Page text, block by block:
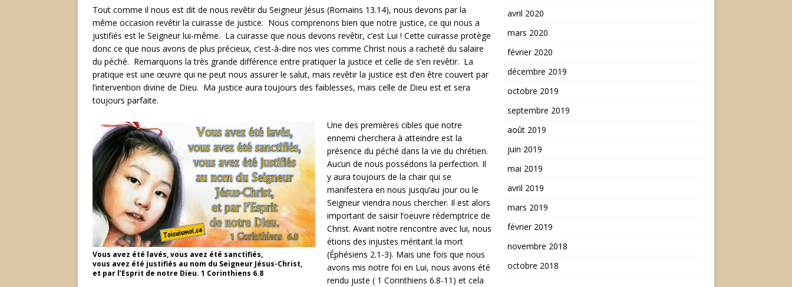
Tout comme il nous est dit de nous revêtir du Seigneur Jésus (Romains 13.14), nous devons par la
même occasion revêtir la cuirasse de justice. Nous comprenons bien que notre justice, ce qui nous a
justifiés est le Seigneur lui-même. La cuirasse que nous devons revêtir, c’est Lui ! Cette cuirasse protège
donc ce que nous avons de plus précieux, c’est-à-dire nos vies comme Christ nous a racheté du salaire
du péché. Remarquons la très grande différence entre pratiquer la justice et celle de s’en revêtir. La
pratique est une œuvre qui ne peut nous assurer le salut, mais revêtir la justice est d’en être couvert par
l’intervention divine de Dieu. Ma justice aura toujours des faiblesses, mais celle de Dieu est et sera
toujours parfaite.
Vous avez été lavés, vous avez été sanctifiés,
vous avez été justifiés au nom du Seigneur Jésus-Christ,
et par l’Esprit de notre Dieu. 1 Corinthiens 6.8
Une des premières cibles que notre
ennemi cherchera à atteindre est la
présence du péché dans la vie du chrétien.
Aucun de nous possédons la perfection. Il
y aura toujours de la chair qui se
manifestera en nous jusqu’au jour ou le
Seigneur viendra nous chercher. Il est alors
important de saisir l’oeuvre rédemptrice de
Christ. Avant notre rencontre avec lui, nous
étions des injustes méritant la mort
(Éphésiens 2.1-3). Mais une fois que nous
avons mis notre foi en Lui, nous avons été
rendu juste ( 1 Corinthiens 6.8-11) et cela
avril 2020
mars 2020
février 2020
décembre 2019
octobre 2019
septembre 2019
août 2019
juin 2019
mai 2019
avril 2019
mars 2019
février 2019
novembre 2018
octobre 2018